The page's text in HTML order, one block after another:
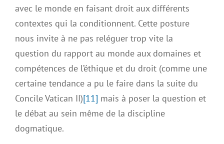
avec le monde en faisant droit aux différents
contextes qui la conditionnent. Cette posture
nous invite à ne pas reléguer trop vite la
question du rapport au monde aux domaines et
compétences de l’éthique et du droit (comme une
certaine tendance a pu le faire dans la suite du
Concile Vatican II)[11] mais à poser la question et
le débat au sein même de la discipline
dogmatique.